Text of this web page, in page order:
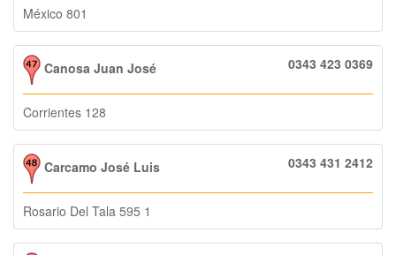
México 801
Canosa Juan José 0343 423 0369
Corrientes 128
Carcamo José Luis 0343 431 2412
Rosario Del Tala 595 1